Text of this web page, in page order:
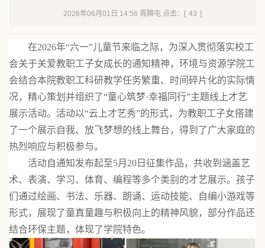
2026年06月01日 14:56 胥腾屯 点击：[ 43 ]
在2026年“六一”儿童节来临之际，为深入贯彻落实校工
会关于关爱教职工子女成长的通知精神，环境与资源学院工
会结合本院教职工科研教学任务繁重、时间碎片化的实际情
况，精心策划并组织了“童心筑梦·幸福同行”主题线上才艺
展示活动。活动以“云上才艺秀”的形式，为教职工子女搭建
了一个展示自我、放飞梦想的线上舞台，得到了广大家庭的
热烈响应与积极参与。
活动自通知发布起至5月20日征集作品，共收到涵盖艺
术、表演、学习、体育、编程等多个类别的才艺展示。孩子
们通过绘画、书法、乐器、朗诵、运动技能、自编小游戏等
形式，展现了童真童趣与积极向上的精神风貌，部分作品还
结合环保主题，体现了学院特色。